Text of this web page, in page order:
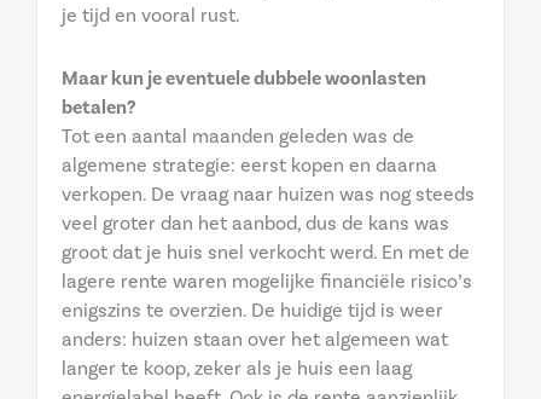
je tijd en vooral rust.
Maar kun je eventuele dubbele woonlasten
betalen?
Tot een aantal maanden geleden was de
algemene strategie: eerst kopen en daarna
verkopen. De vraag naar huizen was nog steeds
veel groter dan het aanbod, dus de kans was
groot dat je huis snel verkocht werd. En met de
lagere rente waren mogelijke financiële risico’s
enigszins te overzien. De huidige tijd is weer
anders: huizen staan over het algemeen wat
langer te koop, zeker als je huis een laag